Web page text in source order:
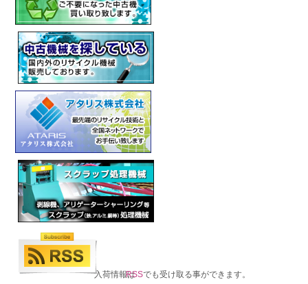
入荷情報はRSSでも受け取る事ができます。